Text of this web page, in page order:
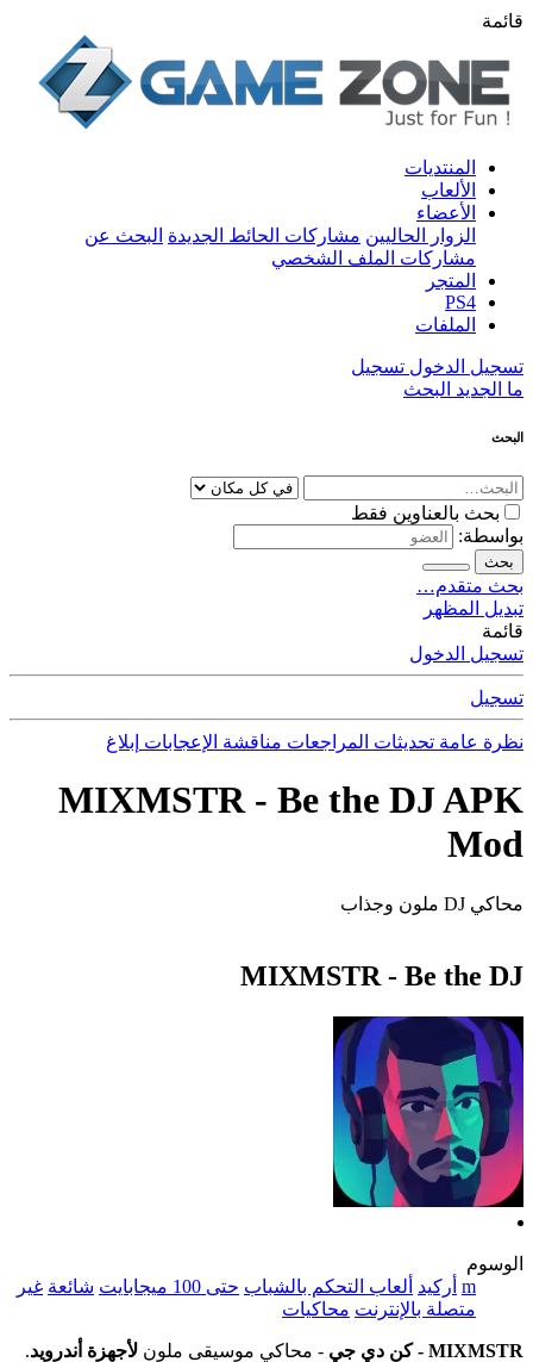
قائمة
المنتديات
الألعاب
الأعضاء
الزوار الحاليين مشاركات الحائط الجديدة البحث عن
مشاركات الملف الشخصي
المتجر
PS4
الملفات
تسجيل الدخول تسجيل
ما الجديد البحث
البحث
بحث بالعناوين فقط
بواسطة:
بحث
بحث متقدم…
تبديل المظهر
قائمة
تسجيل الدخول
تسجيل
نظرة عامة تحديثات المراجعات مناقشة الإعجابات إبلاغ
MIXMSTR - Be the DJ APK
Mod
محاكي DJ ملون وجذاب
MIXMSTR - Be the DJ
الوسوم
m أركيد ألعاب التحكم بالشباب حتى 100 ميجابايت شائعة غير
متصلة بالإنترنت محاكيات
MIXMSTR - كن دي جي - محاكي موسيقى ملون لأجهزة أندرويد.